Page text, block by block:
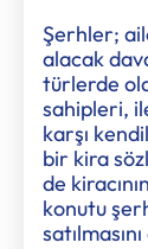
Şerhler;
alacak
türlerde
sahipleri,
karşı
bir kira
de
konutu